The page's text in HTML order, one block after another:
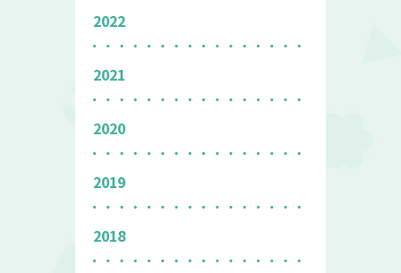
2022
2021
2020
2019
2018